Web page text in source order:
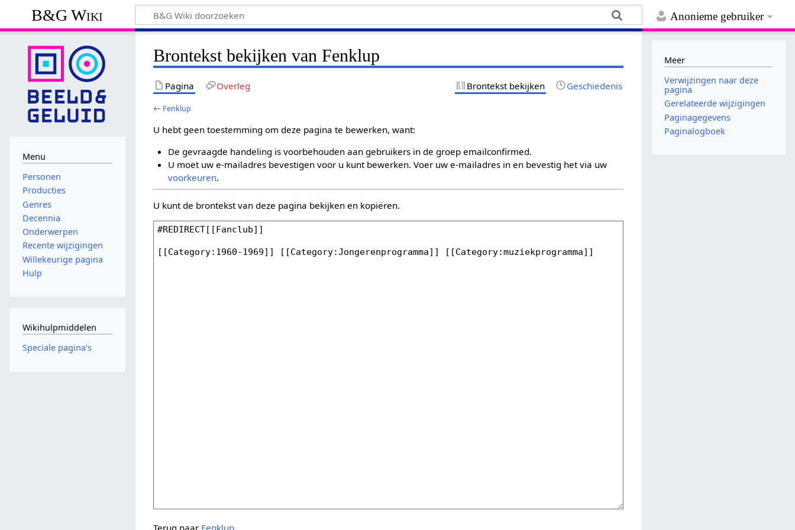
Anonieme gebruiker
B&G Wiki
Brontekst bekijken van Fenklup
Pagina Overleg Brontekst bekijken Geschiedenis
← Fenklup
U hebt geen toestemming om deze pagina te bewerken, want:
De gevraagde handeling is voorbehouden aan gebruikers in de groep emailconfirmed.
U moet uw e-mailadres bevestigen voor u kunt bewerken. Voer uw e-mailadres in en bevestig het via uw
voorkeuren.
U kunt de brontekst van deze pagina bekijken en kopiëren.
Terug naar Fenklup
Menu
Personen
Producties
Genres
Decennia
Onderwerpen
Recente wijzigingen
Willekeurige pagina
Hulp
Wikihulpmiddelen
Speciale pagina's
Meer
Verwijzingen naar deze
pagina
Gerelateerde wijzigingen
Paginagegevens
Paginalogboek